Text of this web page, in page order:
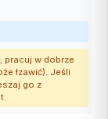
pracuj w dobrze
łzawić). Jeśli
go z